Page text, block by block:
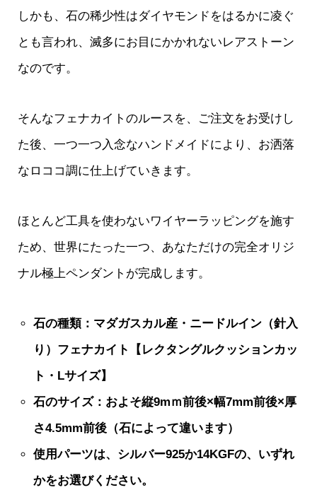
しかも、石の稀少性はダイヤモンドをはるかに凌ぐ
とも言われ、滅多にお目にかかれないレアストーン
なのです。
そんなフェナカイトのルースを、ご注文をお受けし
た後、一つ一つ入念なハンドメイドにより、お洒落
なロココ調に仕上げていきます。
ほとんど工具を使わないワイヤーラッピングを施す
ため、世界にたった一つ、あなただけの完全オリジ
ナル極上ペンダントが完成します。
石の種類：マダガスカル産・ニードルイン（針入
り）フェナカイト【レクタングルクッションカッ
ト・Lサイズ】
石のサイズ：およそ縦9mｍ前後×幅7mm前後×厚
さ4.5mm前後（石によって違います）
使用パーツは、シルバー925か14KGFの、いずれ
かをお選びください。